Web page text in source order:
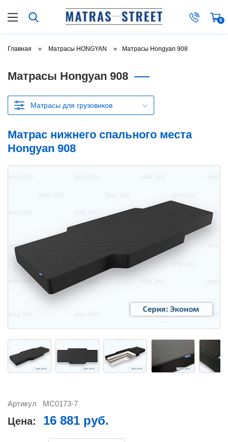
0
Главная Матрасы HONGYAN Матрасы Hongyan 908
Матрасы Hongyan 908
Матрасы для грузовиков
Матрас нижнего спального места
Hongyan 908
Артикул MC0173-7
Цена: 16 881 руб.